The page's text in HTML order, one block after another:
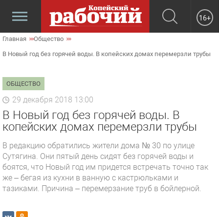
16+
Главная Общество
В Новый год без горячей воды. В копейских домах перемерзли трубы
ОБЩЕСТВО
29 декабря 2018 13:00
В Новый год без горячей воды. В
копейских домах перемерзли трубы
В редакцию обратились жители дома № 30 по улице
Сутягина. Они пятый день сидят без горячей воды и
боятся, что Новый год им придется встречать точно так
же – бегая из кухни в ванную с кастрюльками и
тазиками. Причина – перемерзание труб в бойлерной.